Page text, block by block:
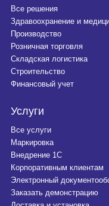
Все решения
Здравоохранение и
Производство
Розничная торговля
Складская логистика
Строительство
Финансовый учет
Услуги
Все услуги
Маркировка
Внедрение 1С
Корпоративным клиентам
Электронный
Заказать демонстрацию